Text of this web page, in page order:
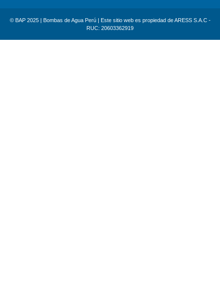
© BAP 2025 | Bombas de Agua Perú | Este sitio web es propiedad de ARESS S.A.C -
RUC: 20603362919